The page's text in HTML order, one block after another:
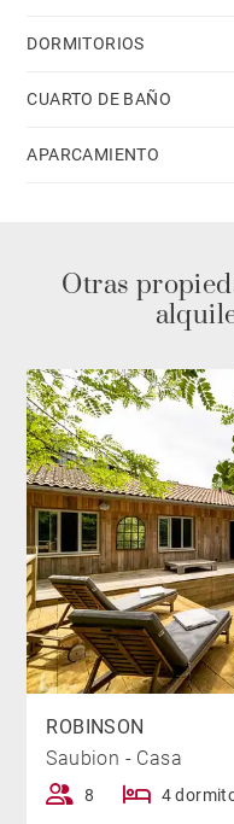
DORMITORIOS
CUARTO DE BAÑO
APARCAMIENTO
Otras
ROBINSON
Saubion - Casa
8 4